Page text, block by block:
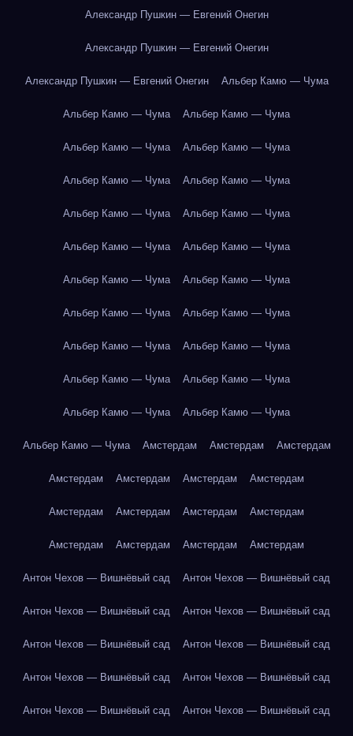
Александр Пушкин — Евгений Онегин
Александр Пушкин — Евгений Онегин
Александр Пушкин — Евгений Онегин Альбер Камю — Чума
Альбер Камю — Чума Альбер Камю — Чума
Альбер Камю — Чума Альбер Камю — Чума
Альбер Камю — Чума Альбер Камю — Чума
Альбер Камю — Чума Альбер Камю — Чума
Альбер Камю — Чума Альбер Камю — Чума
Альбер Камю — Чума Альбер Камю — Чума
Альбер Камю — Чума Альбер Камю — Чума
Альбер Камю — Чума Альбер Камю — Чума
Альбер Камю — Чума Альбер Камю — Чума
Альбер Камю — Чума Альбер Камю — Чума
Альбер Камю — Чума Амстердам Амстердам Амстердам
Амстердам Амстердам Амстердам Амстердам
Амстердам Амстердам Амстердам Амстердам
Амстердам Амстердам Амстердам Амстердам
Антон Чехов — Вишнёвый сад Антон Чехов — Вишнёвый сад
Антон Чехов — Вишнёвый сад Антон Чехов — Вишнёвый сад
Антон Чехов — Вишнёвый сад Антон Чехов — Вишнёвый сад
Антон Чехов — Вишнёвый сад Антон Чехов — Вишнёвый сад
Антон Чехов — Вишнёвый сад Антон Чехов — Вишнёвый сад